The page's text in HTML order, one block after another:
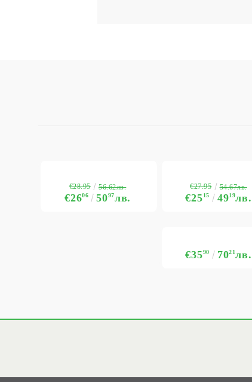
€2606 5097лв.
€28.95 56.62лв.
€2515 4919лв.
€27.95 54.67лв.
€3590 7021лв.